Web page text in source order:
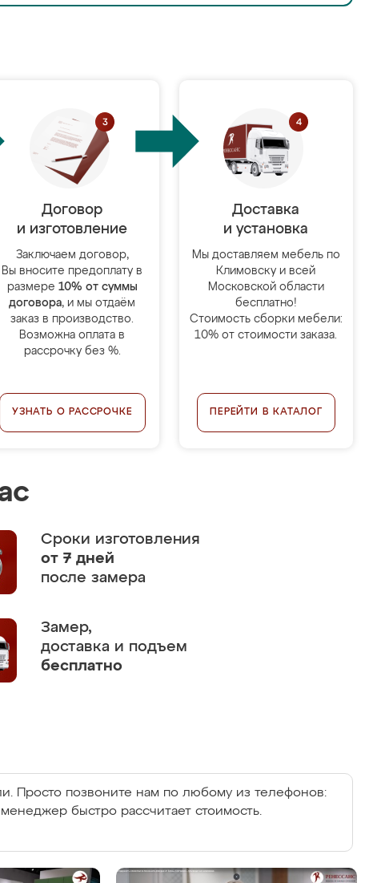
Договор
и изготовление
Заключаем договор,
Вы вносите предоплату в
размере 10% от суммы
договора, и мы отдаём
заказ в производство.
Возможна оплата в
рассрочку без %.
УЗНАТЬ О РАССРОЧКЕ
Доставка
и установка
Мы доставляем мебель по
Климовску и всей
Московской области
бесплатно!
Стоимость сборки мебели:
10% от стоимости заказа.
ПЕРЕЙТИ В КАТАЛОГ
Сроки изготовления
от 7 дней
после замера
Замер,
доставка и подъем
бесплатно
Просто позвоните нам по любому из телефонов:
быстро рассчитает стоимость.